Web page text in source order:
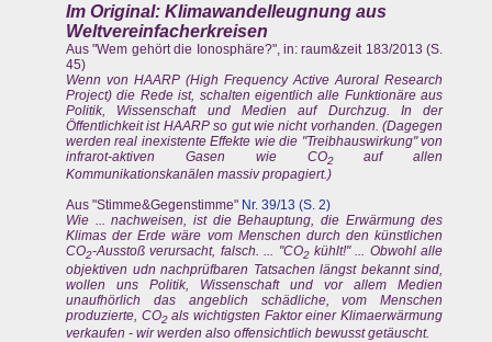
Im Original: Klimawandelleugnung aus
Weltvereinfacherkreisen
Aus "Wem gehört die Ionosphäre?", in: raum&zeit 183/2013 (S.
45)
Wenn von HAARP (High Frequency Active Auroral Research
Project) die Rede ist, schalten eigentlich alle Funktionäre aus
Politik, Wissenschaft und Medien auf Durchzug. In der
Öffentlichkeit ist HAARP so gut wie nicht vorhanden. (Dagegen
werden real inexistente Effekte wie die "Treibhauswirkung" von
infrarot-aktiven Gasen wie CO2auf allen
Kommunikationskanälen massiv propagiert.)
Aus "Stimme&Gegenstimme" Nr. 39/13 (S. 2)
Wie ... nachweisen, ist die Behauptung, die Erwärmung des
Klimas der Erde wäre vom Menschen durch den künstlichen
CO2-Ausstoß verursacht, falsch. ... "CO2kühlt!" ... Obwohl alle
objektiven udn nachprüfbaren Tatsachen längst bekannt sind,
wollen uns Politik, Wissenschaft und vor allem Medien
unaufhörlich das angeblich schädliche, vom Menschen
produzierte, CO2als wichtigsten Faktor einer Klimaerwärmung
verkaufen - wir werden also offensichtlich bewusst getäuscht.